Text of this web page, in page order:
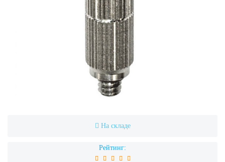
На складе
Рейтинг: